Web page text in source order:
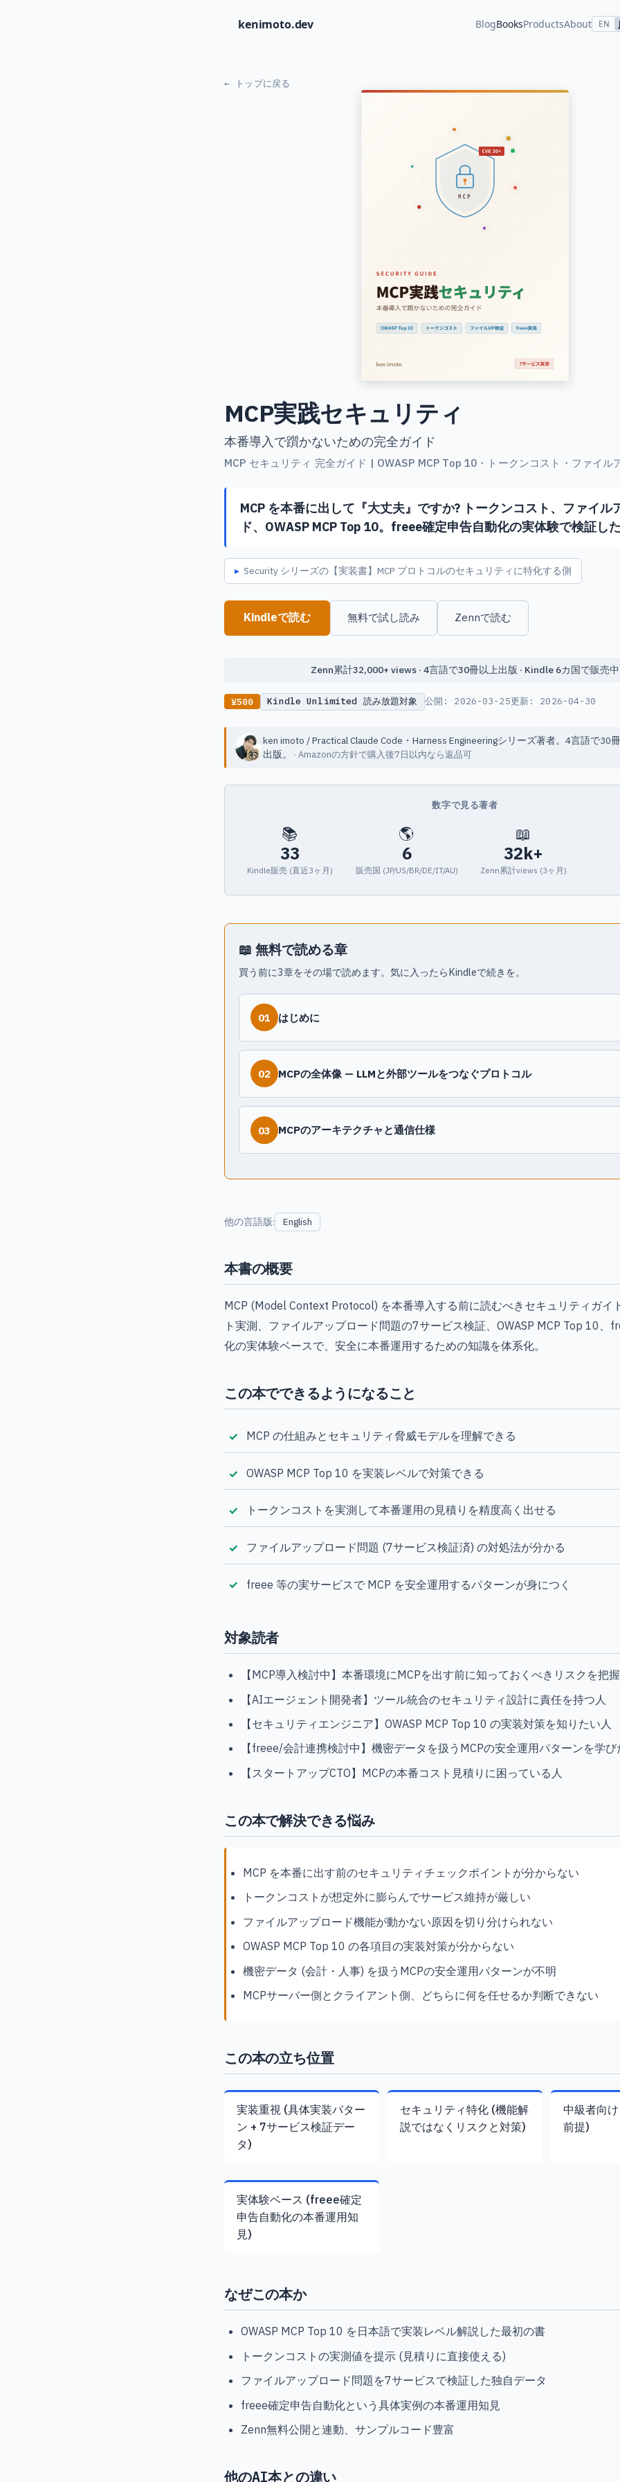
kenimoto.dev BlogBooksProductsAbout EN
← トップに戻る
MCP実践セキュリティ
本番導入で躓かないための完全ガイド
MCP セキュリティ 完全ガイド | OWASP MCP Top 10・トークンコスト・ファイル
MCP を本番に出して『大丈夫』ですか? トークンコスト、ファイル
ド、OWASP MCP Top 10。freee確定申告自動化の実体験で検証した
Security シリーズの【実装書】MCP プロトコルのセキュリティに特化する側
Kindleで読む 無料で試し読み Zennで読む
Zenn累計32,000+ views · 4言語で30冊以上出版 · Kindle 6カ国で販売中
¥500 Kindle Unlimited 読み放題対象 公開: 2026-03-25更新: 2026-04-30
ken imoto / Practical Claude Code・Harness Engineeringシリーズ著者。4言語で30
出版。
· Amazonの方針で購入後7日以内なら返品可
数字で見る著者
📚
33
Kindle販売 (直近3ヶ月)
🌎
6
販売国 (JP/US/BR/DE/IT/AU)
📖
32k+
Zenn累計views (3ヶ月)
📖 無料で読める章
買う前に3章をその場で読めます。気に入ったらKindleで続きを。
01 はじめに
02 MCPの全体像 — LLMと外部ツールをつなぐプロトコル
03 MCPのアーキテクチャと通信仕様
他の言語版: English
本書の概要
MCP (Model Context Protocol) を本番導入する前に読むべきセキュリティガイ
ト実測、ファイルアップロード問題の7サービス検証、OWASP MCP Top 10、
化の実体験ベースで、安全に本番運用するための知識を体系化。
この本でできるようになること
MCP の仕組みとセキュリティ脅威モデルを理解できる
OWASP MCP Top 10 を実装レベルで対策できる
トークンコストを実測して本番運用の見積りを精度高く出せる
ファイルアップロード問題 (7サービス検証済) の対処法が分かる
freee 等の実サービスで MCP を安全運用するパターンが身につく
対象読者
【MCP導入検討中】本番環境にMCPを出す前に知っておくべきリスクを把
【AIエージェント開発者】ツール統合のセキュリティ設計に責任を持つ人
【セキュリティエンジニア】OWASP MCP Top 10 の実装対策を知りたい人
【freee/会計連携検討中】機密データを扱うMCPの安全運用パターンを学び
【スタートアップCTO】MCPの本番コスト見積りに困っている人
この本で解決できる悩み
MCP を本番に出す前のセキュリティチェックポイントが分からない
トークンコストが想定外に膨らんでサービス維持が厳しい
ファイルアップロード機能が動かない原因を切り分けられない
OWASP MCP Top 10 の各項目の実装対策が分からない
機密データ (会計・人事) を扱うMCPの安全運用パターンが不明
MCPサーバー側とクライアント側、どちらに何を任せるか判断できない
この本の立ち位置
実装重視 (具体実装パター
ン + 7サービス検証デー
タ)
セキュリティ特化 (機能解
説ではなくリスクと対策)
中級者向
前提)
実体験ベース (freee確定
申告自動化の本番運用知
見)
なぜこの本か
OWASP MCP Top 10 を日本語で実装レベル解説した最初の書
トークンコストの実測値を提示 (見積りに直接使える)
ファイルアップロード問題を7サービスで検証した独自データ
freee確定申告自動化という具体実例の本番運用知見
Zenn無料公開と連動、サンプルコード豊富
他のAI本との違い